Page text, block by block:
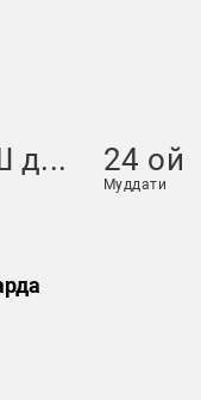
д... 24 ой
Муддати